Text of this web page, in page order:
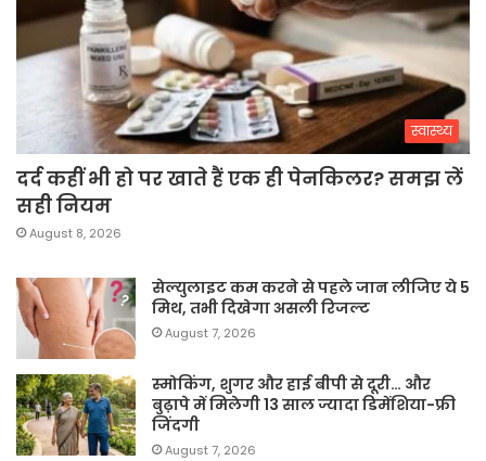
स्वास्थ्य
दर्द कहीं भी हो पर खाते हैं एक ही पेनकिलर? समझ लें
सही नियम
August 8, 2026
सेल्युलाइट कम करने से पहले जान लीजिए ये 5
मिथ, तभी दिखेगा असली रिजल्ट
August 7, 2026
स्मोकिंग, शुगर और हाई बीपी से दूरी… और
बुढ़ापे में मिलेगी 13 साल ज्यादा डिमेंशिया-फ्री
जिंदगी
August 7, 2026